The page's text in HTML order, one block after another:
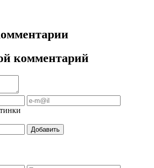
комментарий
Добавить